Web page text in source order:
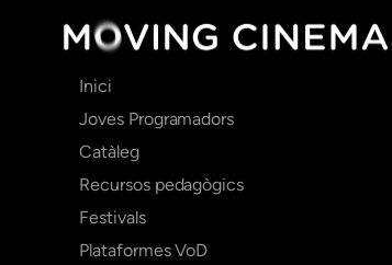
Main
navigation
Inici
Joves Programadors
Catàleg
Recursos pedagògics
Festivals
Plataformes VoD